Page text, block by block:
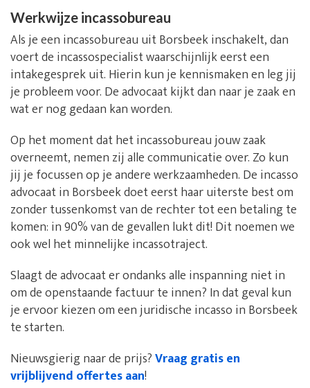
Werkwijze incassobureau
Als je een incassobureau uit Borsbeek inschakelt, dan
voert de incassospecialist waarschijnlijk eerst een
intakegesprek uit. Hierin kun je kennismaken en leg jij
je probleem voor. De advocaat kijkt dan naar je zaak en
wat er nog gedaan kan worden.
Op het moment dat het incassobureau jouw zaak
overneemt, nemen zij alle communicatie over. Zo kun
jij je focussen op je andere werkzaamheden. De incasso
advocaat in Borsbeek doet eerst haar uiterste best om
zonder tussenkomst van de rechter tot een betaling te
komen: in 90% van de gevallen lukt dit! Dit noemen we
ook wel het minnelijke incassotraject.
Slaagt de advocaat er ondanks alle inspanning niet in
om de openstaande factuur te innen? In dat geval kun
je ervoor kiezen om een juridische incasso in Borsbeek
te starten.
Nieuwsgierig naar de prijs?Vraag gratis en
vrijblijvend offertes aan!